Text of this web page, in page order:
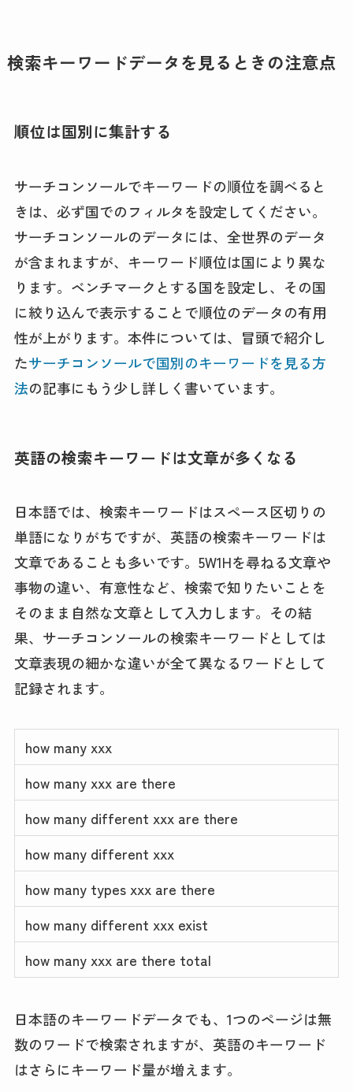
検索キーワードデータを見るときの注意点
順位は国別に集計する
サーチコンソールでキーワードの順位を調べると
きは、必ず国でのフィルタを設定してください。
サーチコンソールのデータには、全世界のデータ
が含まれますが、キーワード順位は国により異な
ります。ベンチマークとする国を設定し、その国
に絞り込んで表示することで順位のデータの有用
性が上がります。本件については、冒頭で紹介し
たサーチコンソールで国別のキーワードを見る方
法の記事にもう少し詳しく書いています。
英語の検索キーワードは文章が多くなる
日本語では、検索キーワードはスペース区切りの
単語になりがちですが、英語の検索キーワードは
文章であることも多いです。5W1Hを尋ねる文章や
事物の違い、有意性など、検索で知りたいことを
そのまま自然な文章として入力します。その結
果、サーチコンソールの検索キーワードとしては
文章表現の細かな違いが全て異なるワードとして
記録されます。
how many xxx
how many xxx are there
how many different xxx are there
how many different xxx
how many types xxx are there
how many different xxx exist
how many xxx are there total
日本語のキーワードデータでも、1つのページは無
数のワードで検索されますが、英語のキーワード
はさらにキーワード量が増えます。